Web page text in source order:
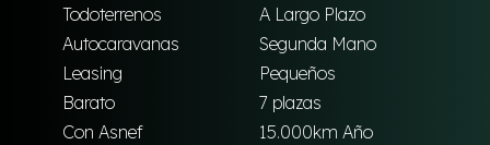
Todoterrenos
A Largo Plazo
Autocaravanas
Segunda Mano
Leasing
Pequeños
Barato
7 plazas
Con Asnef
15.000km Año